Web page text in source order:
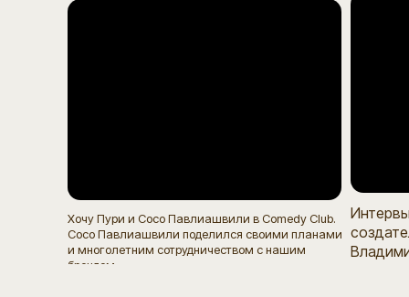
Хочу Пури и Сосо Павлиашвили в Comedy Club.
Сосо Павлиашвили поделился своими планами
и многолетним сотрудничеством с нашим
брендом.